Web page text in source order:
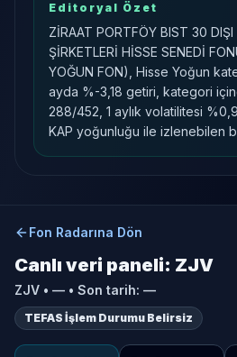
Editoryal Özet
ZİRAAT PORTFÖY BIST 30 DIŞI
ŞİRKETLERİ HİSSE SENEDİ
YOĞUN FON), Hisse Yoğun
ayda %-3,18 getiri, kategori
288/452, 1 aylık volatilitesi
KAP yoğunluğu ile izlenebilen
Fon Radarına Dön
Canlı veri paneli: ZJV
ZJV • — • Son tarih: —
TEFAS İşlem Durumu Belirsiz